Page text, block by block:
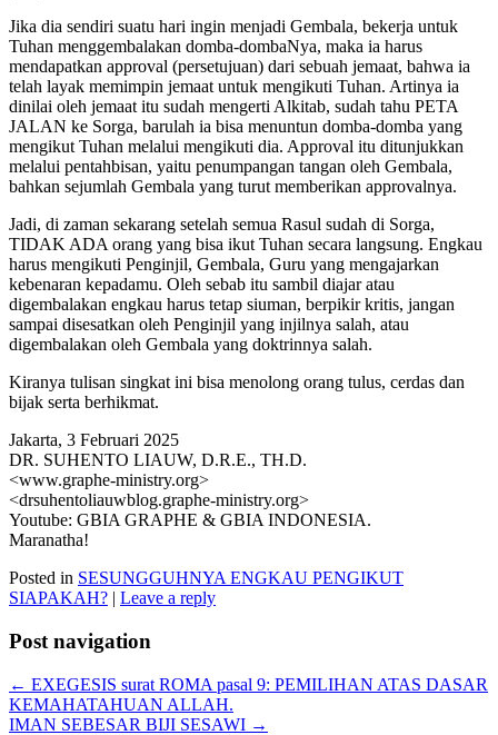
Jika dia sendiri suatu hari ingin menjadi Gembala, bekerja untuk
Tuhan menggembalakan domba-dombaNya, maka ia harus
mendapatkan approval (persetujuan) dari sebuah jemaat, bahwa ia
telah layak memimpin jemaat untuk mengikuti Tuhan. Artinya ia
dinilai oleh jemaat itu sudah mengerti Alkitab, sudah tahu PETA
JALAN ke Sorga, barulah ia bisa menuntun domba-domba yang
mengikut Tuhan melalui mengikuti dia. Approval itu ditunjukkan
melalui pentahbisan, yaitu penumpangan tangan oleh Gembala,
bahkan sejumlah Gembala yang turut memberikan approvalnya.
Jadi, di zaman sekarang setelah semua Rasul sudah di Sorga,
TIDAK ADA orang yang bisa ikut Tuhan secara langsung. Engkau
harus mengikuti Penginjil, Gembala, Guru yang mengajarkan
kebenaran kepadamu. Oleh sebab itu sambil diajar atau
digembalakan engkau harus tetap siuman, berpikir kritis, jangan
sampai disesatkan oleh Penginjil yang injilnya salah, atau
digembalakan oleh Gembala yang doktrinnya salah.
Kiranya tulisan singkat ini bisa menolong orang tulus, cerdas dan
bijak serta berhikmat.
Jakarta, 3 Februari 2025
DR. SUHENTO LIAUW, D.R.E., TH.D.
<www.graphe-ministry.org>
<drsuhentoliauwblog.graphe-ministry.org>
Youtube: GBIA GRAPHE & GBIA INDONESIA.
Maranatha!
Posted in SESUNGGUHNYA ENGKAU PENGIKUT
SIAPAKAH? | Leave a reply
Post navigation
← EXEGESIS surat ROMA pasal 9: PEMILIHAN ATAS DASAR
KEMAHATAHUAN ALLAH.
IMAN SEBESAR BIJI SESAWI →